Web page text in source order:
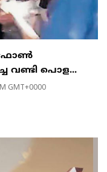
ഫോൺ
വണ്ടി പൊള...
GMT+0000